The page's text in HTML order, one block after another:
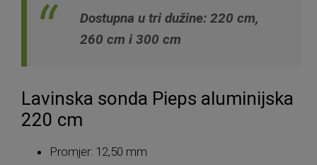
Dostupna u tri dužine: 220 cm,
260 cm i 300 cm
Lavinska sonda Pieps aluminijska
220 cm
Promjer: 12,50 mm